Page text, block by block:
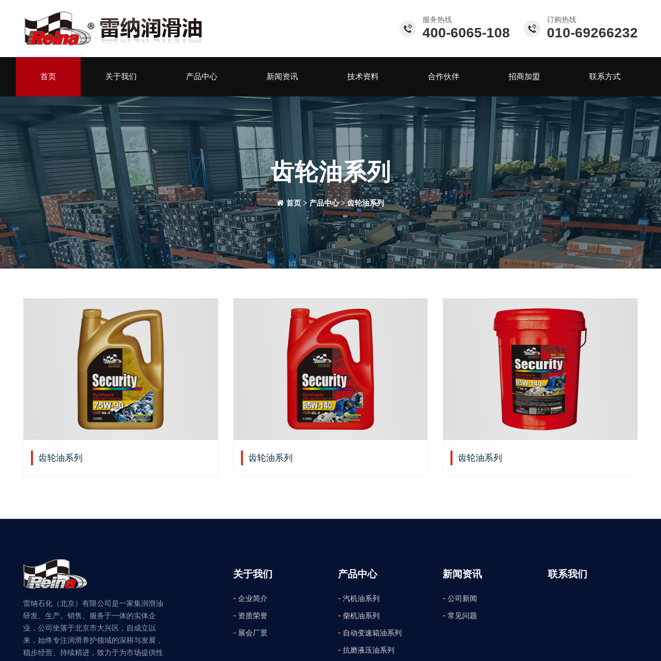
服务热线
400-6065-108
订购热线
010-69266232
首页 关于我们 产品中心 新闻资讯 技术资料 合作伙伴 招商加盟 联系方式
齿轮油系列
首页 > 产品中心>齿轮油系列
齿轮油系列 齿轮油系列 齿轮油系列
雷纳石化（北京）有限公司是一家集润滑油
研发、生产、销售、服务于一体的实体企
业，公司坐落于北京市大兴区，自成立以
来，始终专注润滑养护领域的深耕与发展，
稳步经营、持续精进，致力于为市场提供性
关于我们
-企业简介
-资质荣誉
-展会厂景
产品中心
-汽机油系列
-柴机油系列
-自动变速箱油系列
-抗磨液压油系列
新闻资讯
- 公司新闻
- 常见问题
联系我们